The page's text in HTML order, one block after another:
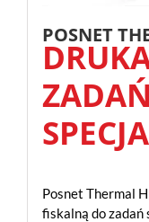
POSNET
ZADAŃ
Posnet Thermal
fiskalną do zadań